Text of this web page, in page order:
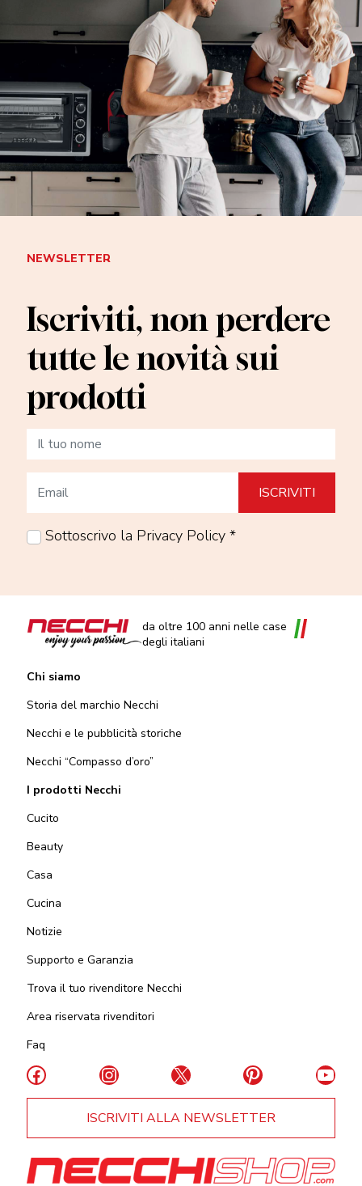
NEWSLETTER
Iscriviti, non perdere
tutte le novità sui
prodotti
Sottoscrivo la Privacy Policy *
da oltre 100 anni nelle case
degli italiani
Chi siamo
Storia del marchio Necchi
Necchi e le pubblicità storiche
Necchi “Compasso d’oro”
I prodotti Necchi
Cucito
Beauty
Casa
Cucina
Notizie
Supporto e Garanzia
Trova il tuo rivenditore Necchi
Area riservata rivenditori
Faq
FacebookInstagram
X Pinterest
ISCRIVITI ALLA NEWSLETTER